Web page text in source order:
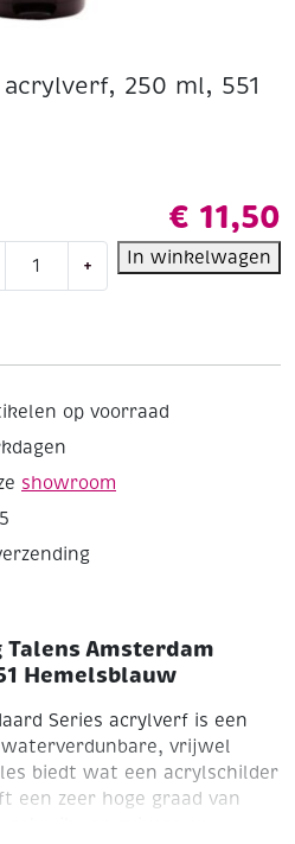
250 ml, 551
€ 11,50
+ In winkelwagen
op voorraad
showroom
Amsterdam
Hemelsblauw
Series acrylverf is een
vrijwel
biedt wat een acrylschilder
een zeer hoge graad van